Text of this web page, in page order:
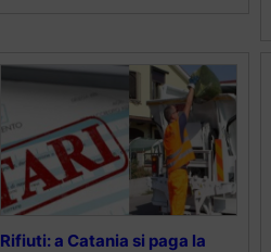
Rifiuti: a Catania si paga la